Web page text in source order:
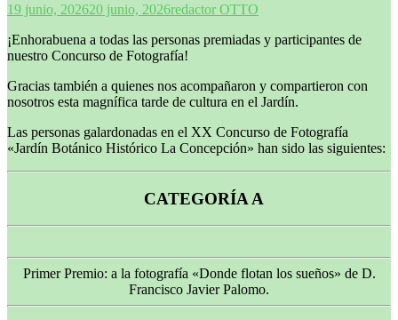
19 junio, 202620 junio, 2026redactor OTTO
¡Enhorabuena a todas las personas premiadas y participantes de
nuestro Concurso de Fotografía!
Gracias también a quienes nos acompañaron y compartieron con
nosotros esta magnífica tarde de cultura en el Jardín.
Las personas galardonadas en el XX Concurso de Fotografía
«Jardín Botánico Histórico La Concepción» han sido las siguientes:
CATEGORÍA A
Primer Premio: a la fotografía «Donde flotan los sueños» de D.
Francisco Javier Palomo.